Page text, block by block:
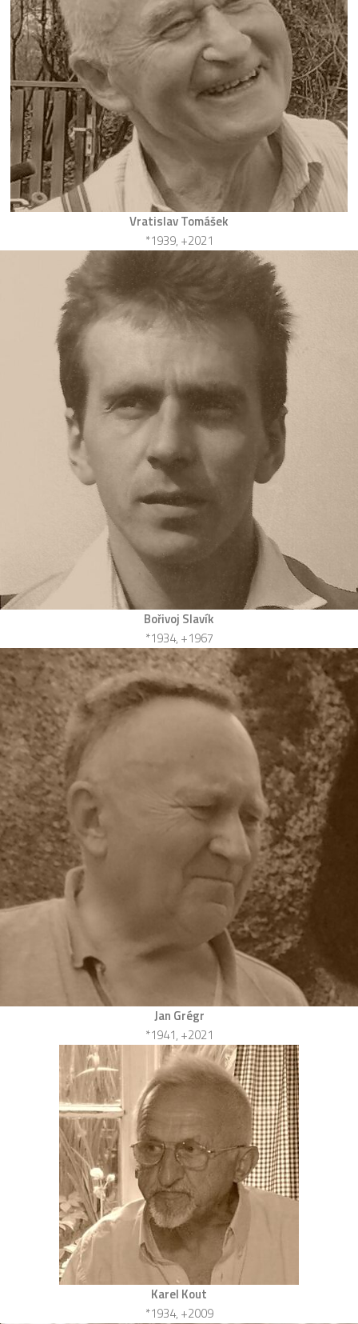
Vratislav Tomášek
*1939, +2021
Bořivoj Slavík
*1934, +1967
Jan Grégr
*1941, +2021
Karel Kout
*1934, +2009